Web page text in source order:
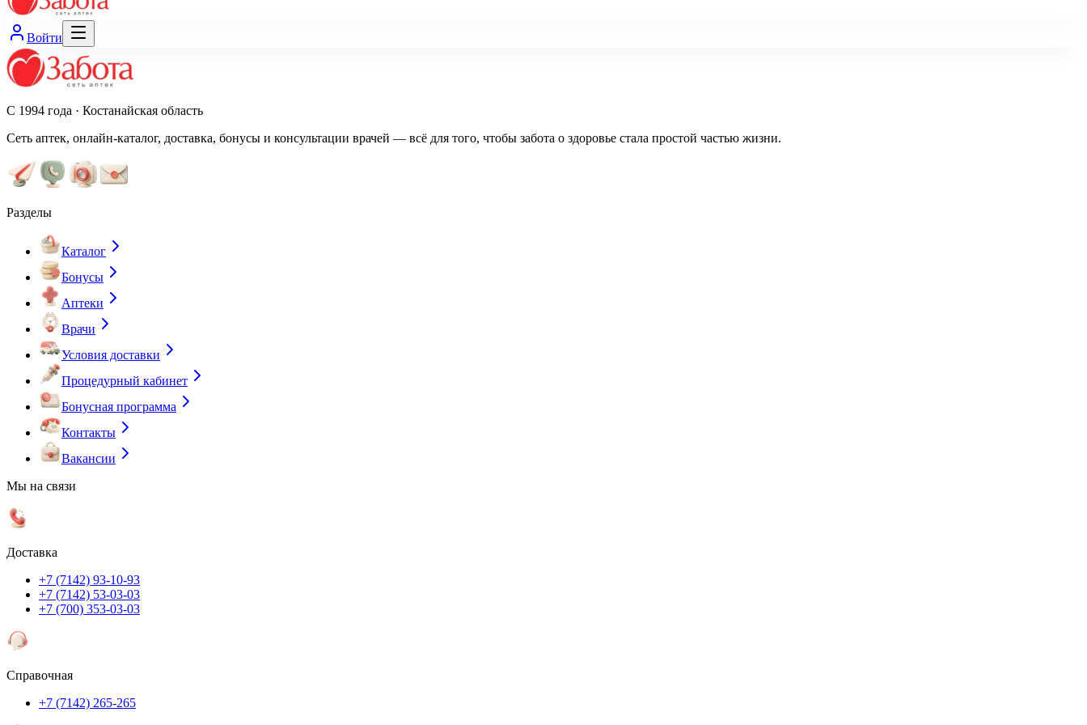
Войти
С 1994 года · Костанайская область
Сеть аптек, онлайн-каталог, доставка, бонусы и консультации врачей — всё для того, чтобы забота о здоровье стала простой частью жизни.
Разделы
Каталог
Бонусы
Аптеки
Врачи
Условия доставки
Процедурный кабинет
Бонусная программа
Контакты
Вакансии
Мы на связи
Доставка
+7 (7142) 93-10-93
+7 (7142) 53-03-03
+7 (700) 353-03-03
Справочная
+7 (7142) 265-265